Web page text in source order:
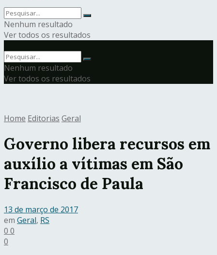
Nenhum resultado
Ver todos os resultados
Nenhum resultado
Ver todos os resultados
Home Editorias Geral
Governo libera recursos em
auxílio a vítimas em São
Francisco de Paula
13 de março de 2017
em Geral, RS
0 0
0